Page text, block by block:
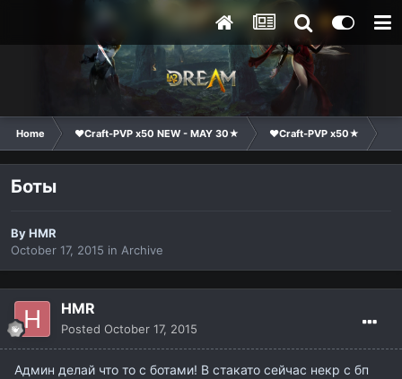
Home ❤Craft-PVP x50 NEW - MAY 30★ ❤Craft-PVP x50★
Боты
ByHMR
October 17, 2015 in Archive
HMR
Posted October 17, 2015
Админ делай что то с ботами! В стакато сейчас некр с бп